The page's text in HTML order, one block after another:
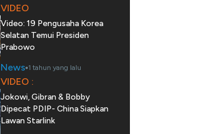
VIDEO
Video: 19 Pengusaha Korea
Selatan Temui Presiden
Prabowo
News 1 tahun yang lalu
VIDEO :
Jokowi, Gibran & Bobby
Dipecat PDIP- China Siapkan
Lawan Starlink